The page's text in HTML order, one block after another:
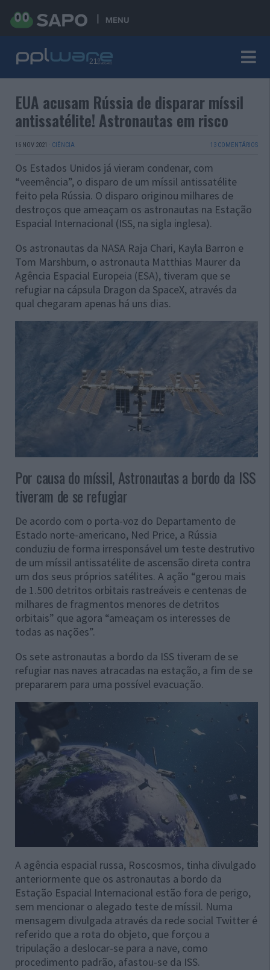
MENU
EUA acusam Rússia de disparar míssil
antissatélite! Astronautas em risco
16 NOV 2021 · CIÊNCIA 13 COMENTÁRIOS
Os Estados Unidos já vieram condenar, com
“veemência”, o disparo de um míssil antissatélite
feito pela Rússia. O disparo originou milhares de
destroços que ameaçam os astronautas na Estação
Espacial Internacional (ISS, na sigla inglesa).
Os astronautas da NASA Raja Chari, Kayla Barron e
Tom Marshburn, o astronauta Matthias Maurer da
Agência Espacial Europeia (ESA), tiveram que se
refugiar na cápsula Dragon da SpaceX, através da
qual chegaram apenas há uns dias.
Por causa do míssil, Astronautas a bordo da ISS
tiveram de se refugiar
De acordo com o porta-voz do Departamento de
Estado norte-americano, Ned Price, a Rússia
conduziu de forma irresponsável um teste destrutivo
de um míssil antissatélite de ascensão direta contra
um dos seus próprios satélites. A ação “gerou mais
de 1.500 detritos orbitais rastreáveis e centenas de
milhares de fragmentos menores de detritos
orbitais” que agora “ameaçam os interesses de
todas as nações”.
Os sete astronautas a bordo da ISS tiveram de se
refugiar nas naves atracadas na estação, a fim de se
prepararem para uma possível evacuação.
A agência espacial russa, Roscosmos, tinha divulgado
anteriormente que os astronautas a bordo da
Estação Espacial Internacional estão fora de perigo,
sem mencionar o alegado teste de míssil. Numa
mensagem divulgada através da rede social Twitter é
referido que a rota do objeto, que forçou a
tripulação a deslocar-se para a nave, como
procedimento padrão, afastou-se da ISS.